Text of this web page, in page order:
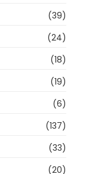
(39)
(24)
(18)
(19)
(6)
(137)
(33)
(20)